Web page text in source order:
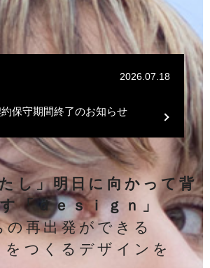
2026.07.18
保守期間終了のお知らせ
たし」明日に向かって背
「ｄｅｓｉｇｎ」
の再出発ができる
をつくるデザインを